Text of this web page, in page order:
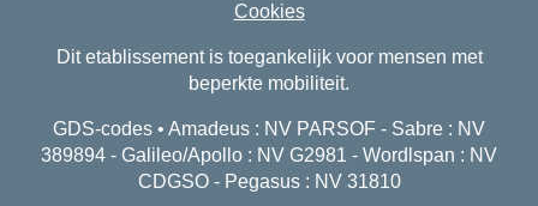
Cookies
Dit etablissement is toegankelijk voor mensen met
beperkte mobiliteit.
GDS-codes • Amadeus : NV PARSOF - Sabre : NV
389894 - Galileo/Apollo : NV G2981 - Wordlspan : NV
CDGSO - Pegasus : NV 31810